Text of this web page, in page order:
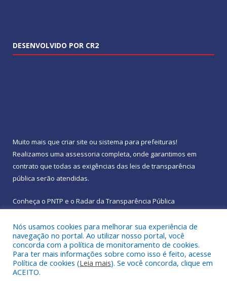
DESENVOLVIDO POR CR2
Muito mais que criar site ou sistema para prefeituras!
Realizamos uma assessoria completa, onde garantimos em
contrato que todas as exigências das leis de transparência
pública serão atendidas.
Conheça o PNTP e o Radar da Transparência Pública
Todos os direitos reservados a Prefeitura Municipal de
Rebouças.
Nós usamos cookies para melhorar sua experiência de
navegação no portal. Ao utilizar nosso portal, você
concorda com a política de monitoramento de cookies.
Para ter mais informações sobre como isso é feito, acesse
Política de cookies (Leia mais). Se você concorda, clique em
ACEITO.